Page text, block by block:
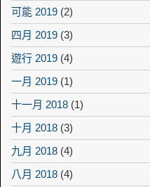
可能 2019 (2)
四月 2019 (3)
遊行 2019 (4)
一月 2019 (1)
十一月 2018 (1)
十月 2018 (3)
九月 2018 (4)
八月 2018 (4)